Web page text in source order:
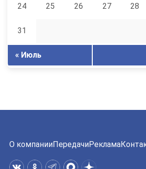
24 25 26 27 28
31
« Июль
О компанииПередачиРеклама